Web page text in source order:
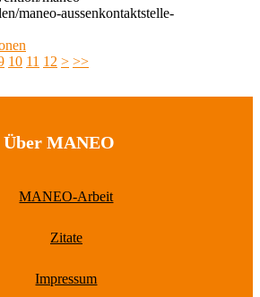
maneo-aussenkontaktstelle-
10 11 12 > >>
Über MANEO
MANEO-Arbeit
Zitate
Impressum